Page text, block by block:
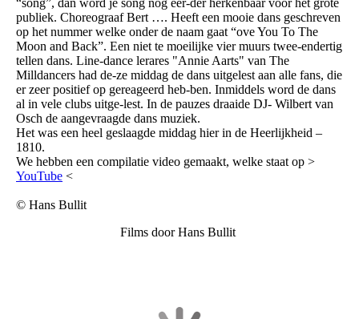
“song”, dan word je song nog eer-der herkenbaar voor het grote
publiek. Choreograaf Bert …. Heeft een mooie dans geschreven
op het nummer welke onder de naam gaat “ove You To The
Moon and Back”. Een niet te moeilijke vier muurs twee-endertig
tellen dans. Line-dance lerares "Annie Aarts" van The
Milldancers had de-ze middag de dans uitgelest aan alle fans, die
er zeer positief op gereageerd heb-ben. Inmiddels word de dans
al in vele clubs uitge-lest. In de pauzes draaide DJ- Wilbert van
Osch de aangevraagde dans muziek.
Het was een heel geslaagde middag hier in de Heerlijkheid –
1810.
We hebben een compilatie video gemaakt, welke staat op >
YouTube <
© Hans Bullit
Films door Hans Bullit